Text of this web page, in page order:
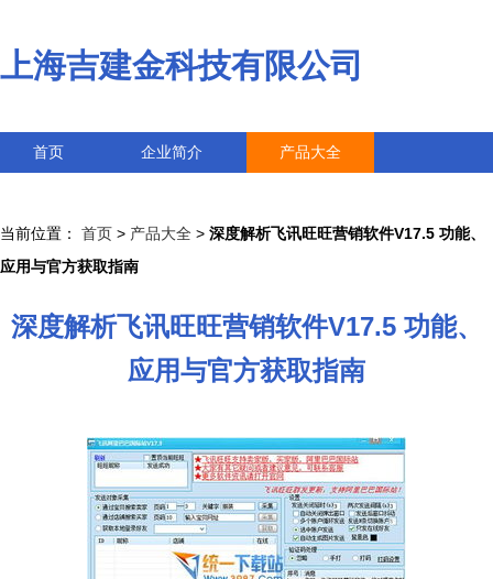
上海吉建金科技有限公司
首页 企业简介 产品大全
当前位置： 首页 > 产品大全 > 深度解析飞讯旺旺营销软件V17.5 功能、
应用与官方获取指南
深度解析飞讯旺旺营销软件V17.5 功能、
应用与官方获取指南